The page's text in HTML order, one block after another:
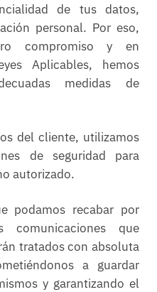
de tus datos,
personal. Por eso,
compromiso y en
Aplicables, hemos
medidas de
del cliente, utilizamos
de seguridad para
autorizado.
podamos recabar por
que
tratados con absoluta
a guardar
y garantizando el